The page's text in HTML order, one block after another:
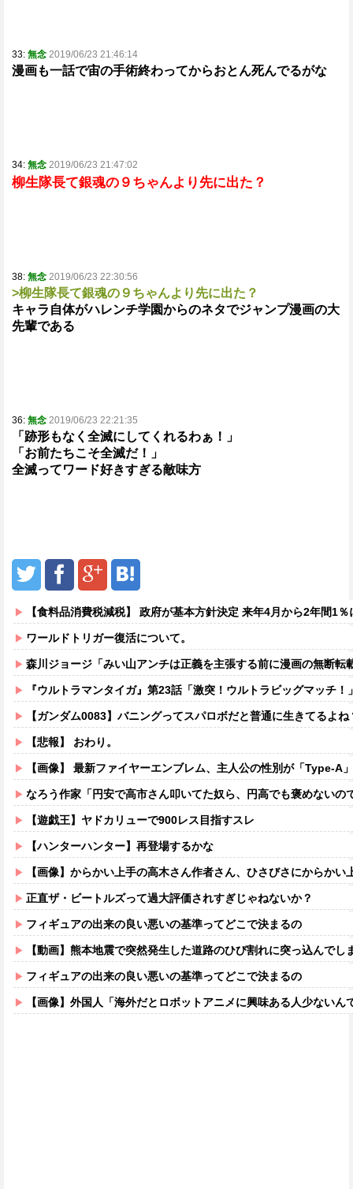
33: 無念 2019/06/23 21:46:14
漫画も一話で宙の手術終わってからおとん死んでるがな
34: 無念 2019/06/23 21:47:02
柳生隊長て銀魂の９ちゃんより先に出た？
38: 無念 2019/06/23 22:30:56
>柳生隊長て銀魂の９ちゃんより先に出た？
キャラ自体がハレンチ学園からのネタでジャンプ漫画の大
先輩である
36: 無念 2019/06/23 22:21:35
「跡形もなく全滅にしてくれるわぁ！」
「お前たちこそ全滅だ！」
全滅ってワード好きすぎる敵味方
【食料品消費税減税】 政府が基本方針決定 来年4月から2年間1％
ワールドトリガー復活について。
森川ジョージ「みい山アンチは正義を主張する前に漫画の無断
『ウルトラマンタイガ』第23話「激突！ウルトラビッグマッチ！
【ガンダム0083】バニングってスパロボだと普通に生きてるよね
【悲報】 おわり。
【画像】 最新ファイヤーエンブレム、主人公の性別が「Type-A」
なろう作家「円安で高市さん叩いてた奴ら、円高でも褒めないのでポ
【遊戯王】ヤドカリューで900レス目指すスレ
【ハンターハンター】再登場するかな
【画像】からかい上手の高木さん作者さん、ひさびさにからかい上手の高木
正直ザ・ビートルズって過大評価されすぎじゃねないか？
フィギュアの出来の良い悪いの基準ってどこで決まるの
【動画】熊本地震で突然発生した道路のひび割れに突っ込んでし
フィギュアの出来の良い悪いの基準ってどこで決まるの
【画像】外国人「海外だとロボットアニメに興味ある人少ないん